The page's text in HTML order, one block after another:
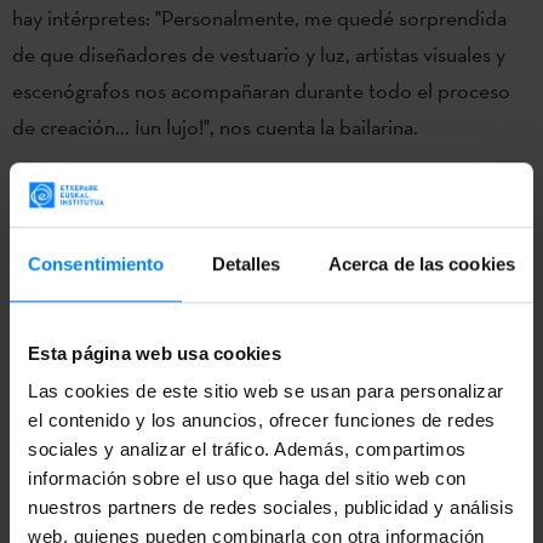
Consentimiento Detalles Acerca de las cookies
Esta página web usa cookies
Las cookies de este sitio web se usan para personalizar
el contenido y los anuncios, ofrecer funciones de redes
sociales y analizar el tráfico. Además, compartimos
información sobre el uso que haga del sitio web con
nuestros partners de redes sociales, publicidad y análisis
web, quienes pueden combinarla con otra información
hay intérpretes: "Personalmente, me quedé sorprendida
de que diseñadores de vestuario y luz, artistas visuales y
escenógrafos nos acompañaran durante todo el proceso
de creación... ¡un lujo!", nos cuenta la bailarina.
Óró..es una obra que mezcla danza contemporánea,
lenguas minorizadas, con temas eje como la identidad, el
19 son también dos temas importantes sobre los que
orbita esta pieza. "El reto de llevar a cabo un proceso de
este tipo con las medidas que exige el COVID-19 está
siendo difícil para todos/as. Sin embargo, el poder del arte
y de la creación artística es un lenguaje tan potente que